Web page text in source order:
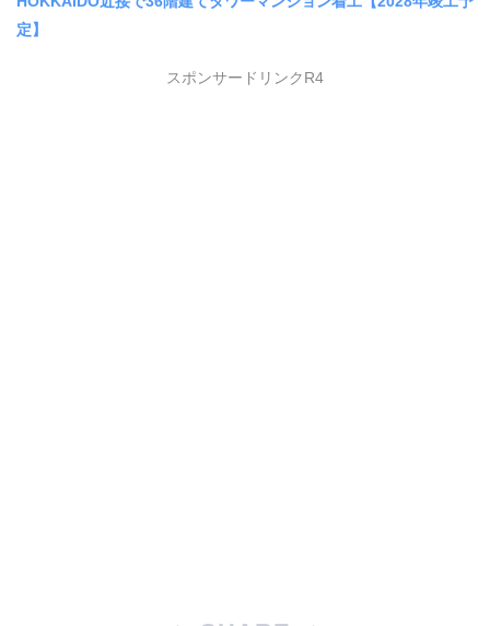
定】
スポンサードリンクR4